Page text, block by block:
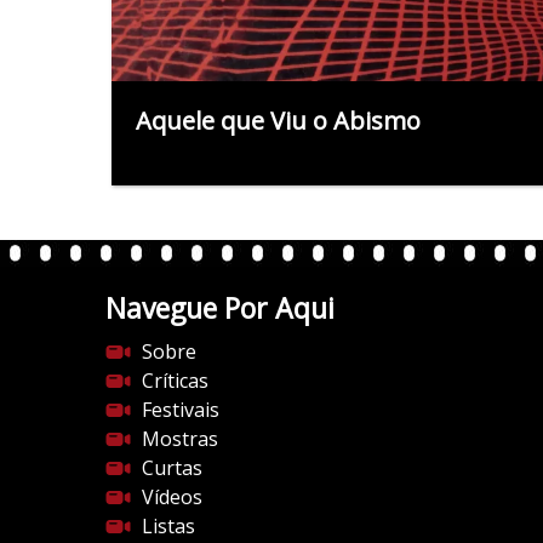
Aquele que Viu o Abismo
Navegue Por Aqui
Sobre
Críticas
Festivais
Mostras
Curtas
Vídeos
Listas